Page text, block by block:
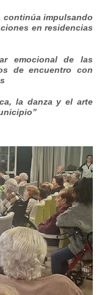
continúa impulsando
en residencias
emocional de las
de encuentro con
la danza y el arte